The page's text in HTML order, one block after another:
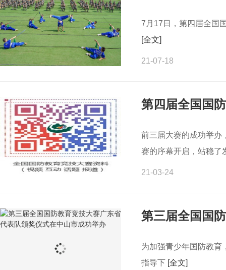
7月17日，第四届全国
[全文]
21-07-18
第四届全国国
前三届大赛的成功举办
赛的序幕开启，站稳
21-03-24
第三届全国国
为加强青少年国防教育
指导下 [全文]